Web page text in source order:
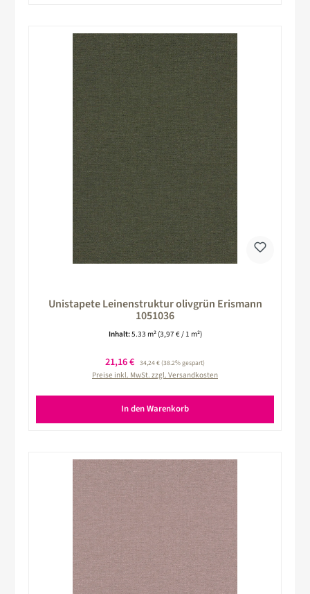
Unistapete Leinenstruktur olivgrün Erismann
1051036
Inhalt:5.33 m² (3,97 € / 1 m²)
Verkaufspreis:
21,16 € Regulärer Preis:
34,24 €(38.2% gespart)
Preise inkl. MwSt. zzgl. Versandkosten
In den Warenkorb